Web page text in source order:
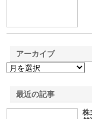
アーカイブ
最近の記事
株